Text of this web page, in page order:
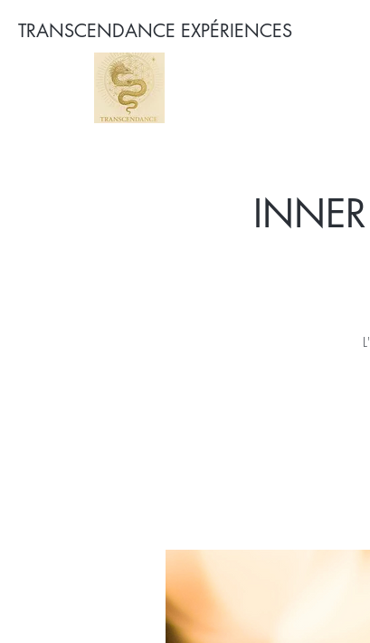
TRANSCENDANCE EXPÉRIENCES